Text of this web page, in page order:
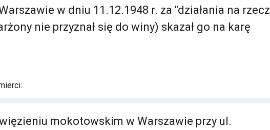
w dniu 11.12.1948 r. za "działania na rzecz
nie przyznał się do winy) skazał go na karę
mokotowskim w Warszawie przy ul.